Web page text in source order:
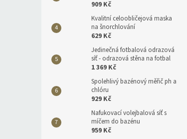
909 Kč
Kvalitní celoobličejová maska
na šnorchlování
629 Kč
Jedinečná fotbalová odrazová
síť - odrazová stěna na fotbal
1 369 Kč
Spolehlivý bazénový měřič ph a
chlóru
929 Kč
Nafukovací volejbalová síť s
míčem do bazénu
959 Kč